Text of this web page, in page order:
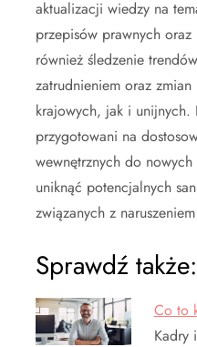
aktualizacji wiedzy na
przepisów prawnych
również śledzenie
zatrudnieniem oraz
krajowych, jak i
przygotowani na
wewnętrznych do
uniknąć potencjalnych
związanych z
Sprawdź także:
Co to
Kadry